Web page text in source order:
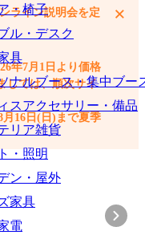
・椅子
ル・デスク
具
ナルブース・集中ブー
スアクセサリー・備品
リア雑貨
・照明
ン・屋外
家具
電
に追加できます
ライン説明会を定
年7月1日より価格
しては、順次サイ
月16日(日)まで夏季
×